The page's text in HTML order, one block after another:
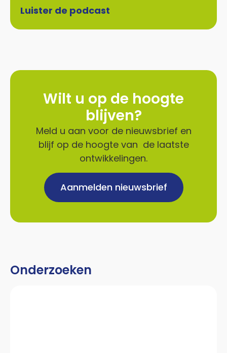
Luister de podcast
Wilt u op de hoogte
blijven?
Meld u aan voor de nieuwsbrief en
blijf op de hoogte van de laatste
ontwikkelingen.
Aanmelden nieuwsbrief
Onderzoeken